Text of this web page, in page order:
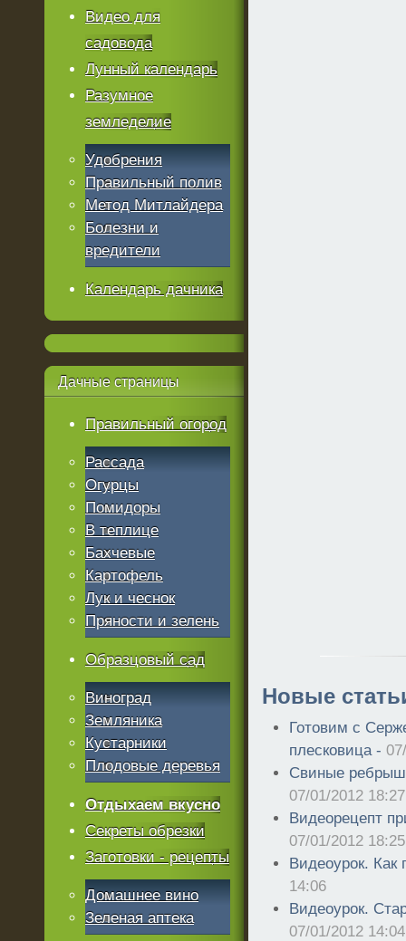
Новые
Готовим с
плесковица -
Свиные
07/01/2012 18:27
Видеорецепт
07/01/2012 18:25
Видеоурок.
14:06
Видеоурок.
07/01/2012 14:04
Видео для
садовода
Лунный календарь
Разумное
земледелие
Удобрения
Правильный полив
Метод Митлайдера
Болезни и
вредители
Календарь дачника
Дачные страницы
Правильный огород
Рассада
Огурцы
Помидоры
В теплице
Бахчевые
Картофель
Лук и чеснок
Пряности и зелень
Образцовый сад
Виноград
Земляника
Кустарники
Плодовые деревья
Отдыхаем вкусно
Секреты обрезки
Заготовки - рецепты
Домашнее вино
Зеленая аптека